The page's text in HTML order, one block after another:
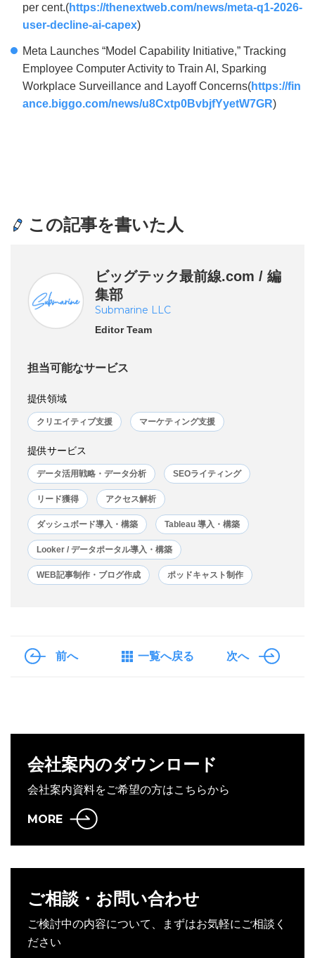
per cent.(https://thenextweb.com/news/meta-q1-2026-
user-decline-ai-capex)
Meta Launches “Model Capability Initiative,” Tracking
Employee Computer Activity to Train AI, Sparking
Workplace Surveillance and Layoff Concerns(https://fin
ance.biggo.com/news/u8Cxtp0BvbjfYyetW7GR)
この記事を書いた人
ビッグテック最前線.com / 編
集部
Submarine LLC
Editor Team
担当可能なサービス
提供領域
クリエイティブ支援 マーケティング支援
提供サービス
データ活用戦略・データ分析 SEOライティング
リード獲得 アクセス解析
ダッシュボード導入・構築 Tableau 導入・構築
Looker / データポータル導入・構築
WEB記事制作・ブログ作成 ポッドキャスト制作
前へ 一覧へ戻る 次へ
会社案内のダウンロード
会社案内資料をご希望の方はこちらから
MORE
ご相談・お問い合わせ
ご検討中の内容について、まずはお気軽にご相談く
ださい